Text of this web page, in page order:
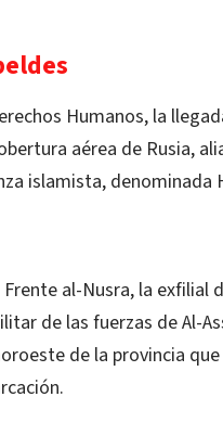
Humanos, la
aérea de Rusia,
islamista, denominada
al-Nusra, la exfilial
de las fuerzas de Al-
de la provincia